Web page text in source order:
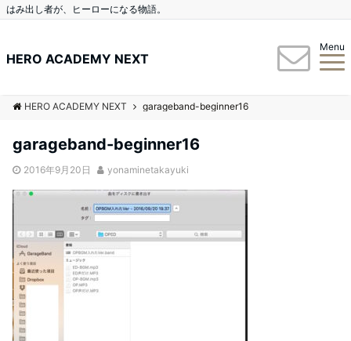
はみ出し者が、ヒーローになる物語。
HERO ACADEMY NEXT
Menu
HERO ACADEMY NEXT garageband-beginner16
garageband-beginner16
2016年9月20日 yonaminetakayuki